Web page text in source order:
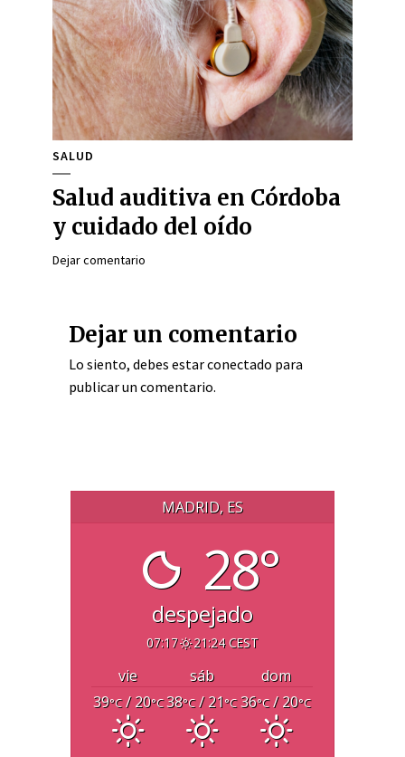
SALUD
Salud auditiva en Córdoba
y cuidado del oído
Dejar comentario
Dejar un comentario
Lo siento, debes estarconectado para
publicar un comentario.
MADRID, ES
28°
despejado
07:17 21:24 CEST
vie sáb
dom
39°C/ 20°C38°C/ 21°C 36°C/ 20°C